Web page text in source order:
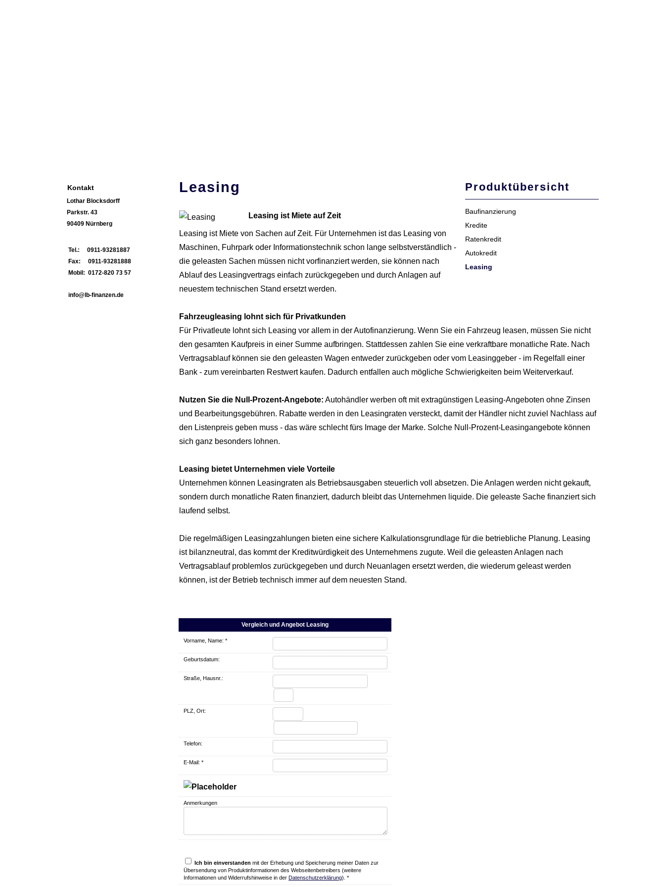
Kontakt
Lothar Blocksdorff
Parkstr. 43
90409 Nürnberg
Tel.: 0911-93281887
Fax: 0911-93281888
Mobil: 0172-820 73 57
info@lb-finanzen.de
Produktübersicht
Baufinanzierung
Kredite
Ratenkredit
Autokredit
Leasing
Leasing
Leasing ist Miete auf Zeit
Leasing ist Miete von Sachen auf Zeit. Für Unternehmen ist das Leasing von
Maschinen, Fuhrpark oder Informationstechnik schon lange selbstverständlich -
die geleasten Sachen müssen nicht vorfinanziert werden, sie können nach
Ablauf des Leasingvertrags einfach zurückgegeben und durch Anlagen auf
neuestem technischen Stand ersetzt werden.
Fahrzeugleasing lohnt sich für Privatkunden
Für Privatleute lohnt sich Leasing vor allem in der Autofinanzierung. Wenn Sie ein Fahrzeug leasen, müssen Sie nicht
den gesamten Kaufpreis in einer Summe aufbringen. Stattdessen zahlen Sie eine verkraftbare monatliche Rate. Nach
Vertragsablauf können sie den geleasten Wagen entweder zurückgeben oder vom Leasinggeber - im Regelfall einer
Bank - zum vereinbarten Restwert kaufen. Dadurch entfallen auch mögliche Schwierigkeiten beim Weiterverkauf.
Nutzen Sie die Null-Prozent-Angebote: Autohändler werben oft mit extragünstigen Leasing-Angeboten ohne Zinsen
und Bearbeitungsgebühren. Rabatte werden in den Leasingraten versteckt, damit der Händler nicht zuviel Nachlass auf
den Listenpreis geben muss - das wäre schlecht fürs Image der Marke. Solche Null-Prozent-Leasingangebote können
sich ganz besonders lohnen.
Leasing bietet Unternehmen viele Vorteile
Unternehmen können Leasingraten als Betriebsausgaben steuerlich voll absetzen. Die Anlagen werden nicht gekauft,
sondern durch monatliche Raten finanziert, dadurch bleibt das Unternehmen liquide. Die geleaste Sache finanziert sich
laufend selbst.
Die regelmäßigen Leasingzahlungen bieten eine sichere Kalkulationsgrundlage für die betriebliche Planung. Leasing
ist bilanzneutral, das kommt der Kreditwürdigkeit des Unternehmens zugute. Weil die geleasten Anlagen nach
Vertragsablauf problemlos zurückgegeben und durch Neuanlagen ersetzt werden, die wiederum geleast werden
können, ist der Betrieb technisch immer auf dem neuesten Stand.
Vergleich und Angebot Leasing
Vorname, Name: *
Geburts­datum:
Straße, Hausnr.:
PLZ, Ort:
Telefon:
E-Mail: *
Anmerkungen
Ich bin einverstanden mit der Erhebung und Speicherung meiner Daten zur
Übersendung von Produktinformationen des Webseitenbetreibers (weitere
Informationen und Widerrufshinweise in der Datenschutzerklärung). *